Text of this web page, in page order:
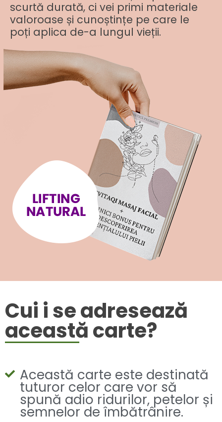
scurtă durată, ci vei primi materiale
valoroase și cunoștințe pe care le
poți aplica de-a lungul vieții.
Cui i se adresează
această carte?
Această carte este destinată
tuturor celor care vor să
spună adio ridurilor, petelor și
semnelor de îmbătrânire.